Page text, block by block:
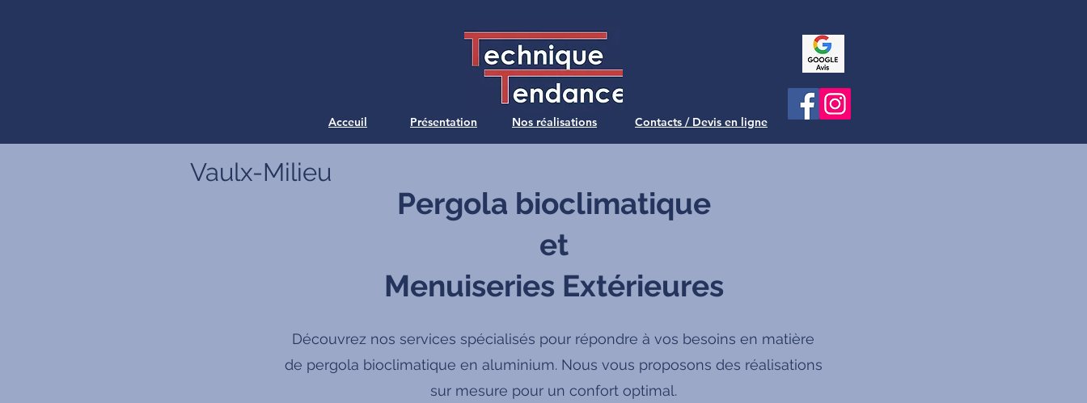
Acceuil Présentation Nos réalisations Contacts / Devis en ligne
Vaulx-Milieu
Pergola bioclimatique
et
Menuiseries Extérieures
Découvrez nos services spécialisés pour répondre à vos besoins en matière
de pergola bioclimatique en aluminium. Nous vous proposons des réalisations
sur mesure pour un confort optimal.